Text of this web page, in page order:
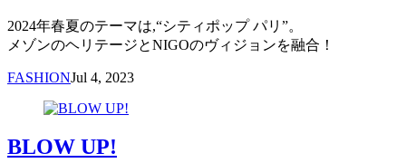
2024年春夏のテーマは,“シティポップ パリ”。
メゾンのヘリテージとNIGOのヴィジョンを融合！
FASHIONJul 4, 2023
BLOW UP!